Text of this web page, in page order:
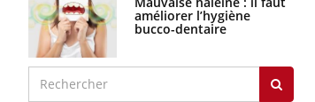
améliorer l’hygiène
bucco-dentaire